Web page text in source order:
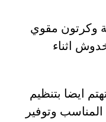
وكرتون مقوي
اثناء
ايضا بتنظيم
وتوفير